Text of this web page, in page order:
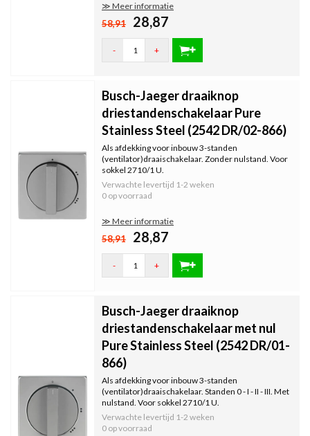
≫ Meer informatie
58,91 28,87
- +
Busch-Jaeger draaiknop
driestandenschakelaar Pure
Stainless Steel (2542 DR/02-866)
Als afdekking voor inbouw 3-standen
(ventilator)draaischakelaar. Zonder nulstand. Voor
sokkel 2710/1 U.
Verwachte levertijd 1-2 weken
0 op voorraad
≫ Meer informatie
58,91 28,87
- +
Busch-Jaeger draaiknop
driestandenschakelaar met nul
Pure Stainless Steel (2542 DR/01-
866)
Als afdekking voor inbouw 3-standen
(ventilator)draaischakelaar. Standen 0 - I - II - III. Met
nulstand. Voor sokkel 2710/1 U.
Verwachte levertijd 1-2 weken
0 op voorraad